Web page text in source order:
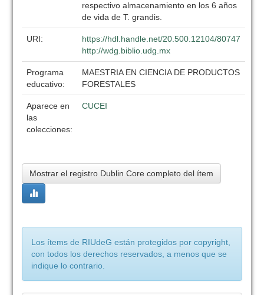
respectivo almacenamiento en los 6 años
de vida de T. grandis.
URI:
https://hdl.handle.net/20.500.12104/80747
http://wdg.biblio.udg.mx
Programa
educativo:
MAESTRIA EN CIENCIA DE PRODUCTOS
FORESTALES
Aparece en
las
colecciones:
CUCEI
Mostrar el registro Dublin Core completo del ítem
Los ítems de RIUdeG están protegidos por copyright,
con todos los derechos reservados, a menos que se
indique lo contrario.